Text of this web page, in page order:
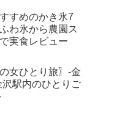
すめのかき氷7
わ氷から農園ス
実食レビュー
女ひとり旅〗-金
沢駅内のひとりご